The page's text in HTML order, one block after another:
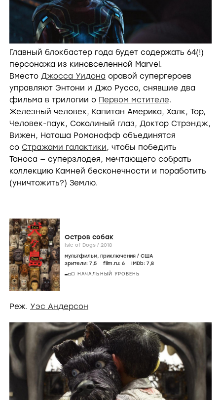
Главный блокбастер года будет содержать 64(!)
персонажа из киновселенной Marvel.
Вместо Джосса Уидона оравой супергероев
управляют Энтони и Джо Руссо, снявшие два
фильма в трилогии о Первом мстителе.
Железный человек, Капитан Америка, Халк, Тор,
Человек-паук, Соколиный глаз, Доктор Стрэндж,
Вижен, Наташа Романофф объединятся
со Стражами галактики, чтобы победить
Таноса — суперзлодея, мечтающего собрать
коллекцию Камней бесконечности и поработить
(уничтожить?) Землю.
Остров собак
Isle of Dogs / 2018
мультфильм, приключения / США
зрители: 7,5 film.ru: 6 IMDb: 7,8
НАЧАЛЬНЫЙ УРОВЕНЬ
Реж. Уэс Андерсон